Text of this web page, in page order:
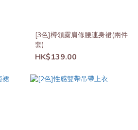
[3色]樽領露肩修腰連身裙(兩件
套)
HK$139.00